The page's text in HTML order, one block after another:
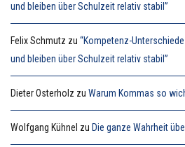
und bleiben über Schulzeit relativ stabil”
Felix Schmutz zu “Kompetenz-
und bleiben über Schulzeit relativ stabil”
Dieter Osterholz zu Warum Kommas so
Wolfgang Kühnel zu Die ganze Wahrheit